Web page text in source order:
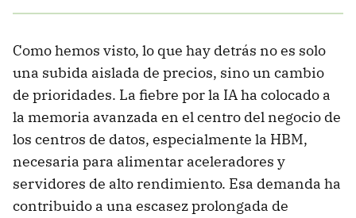
Como hemos visto, lo que hay detrás no es solo
una subida aislada de precios, sino un cambio
de prioridades. La fiebre por la IA ha colocado a
la memoria avanzada en el centro del negocio de
los centros de datos, especialmente la HBM,
necesaria para alimentar aceleradores y
servidores de alto rendimiento. Esa demanda ha
contribuido a una escasez prolongada de